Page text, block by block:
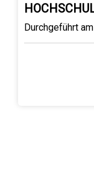
Durchgeführt